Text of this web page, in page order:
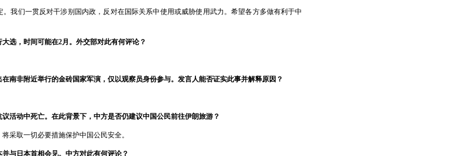
我们一贯反对干涉别国内政，反对在国际关系中使用或威胁使用武力。希望各方多做有利于中
选，时间可能在2月。外交部对此有何评论？
南非附近举行的金砖国家军演，仅以观察员身份参与。发言人能否证实此事并解释原因？
活动中死亡。在此背景下，中方是否仍建议中国公民前往伊朗旅游？
采取一切必要措施保护中国公民安全。
与日本首相会见。中方对此有何评论？